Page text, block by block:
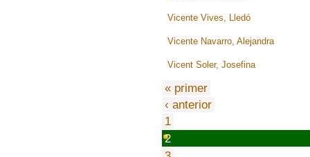
Vicente Vives, Lledó
Vicente Navarro, Alejandra
Vicent Soler, Josefina
« primer
‹ anterior
1
2